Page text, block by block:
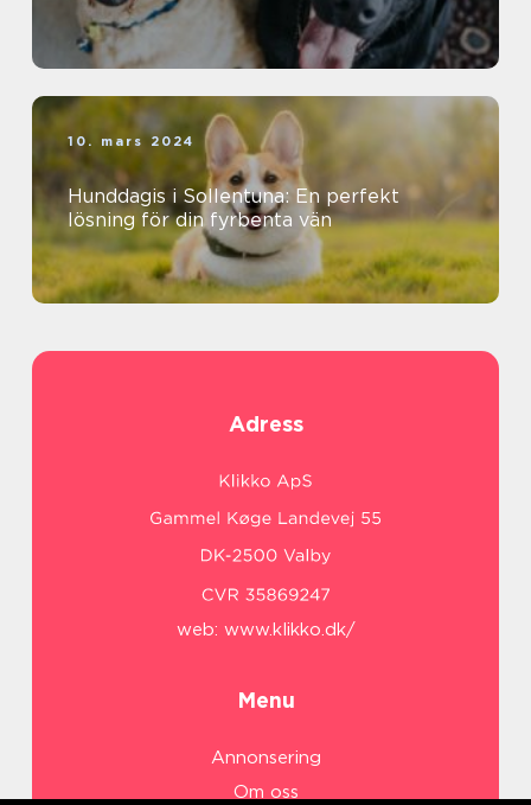
10. mars 2024
Hunddagis i Sollentuna: En perfekt
lösning för din fyrbenta vän
Adress
web: www.klikko.dk/
Menu
Annonsering
Om oss